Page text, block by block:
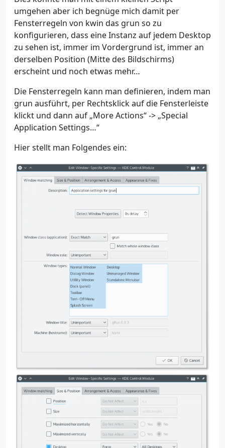
umgehen aber ich begnüge mich damit per
Fensterregeln von kwin das grun so zu
konfigurieren, dass eine Instanz auf jedem Desktop
zu sehen ist, immer im Vordergrund ist, immer an
derselben Position (Mitte des Bildschirms)
erscheint und noch etwas mehr…
Die Fensterregeln kann man definieren, indem man
grun ausführt, per Rechtsklick auf die Fensterleiste
klickt und dann auf „More Actions“ -> „Special
Application Settings…“
Hier stellt man Folgendes ein: